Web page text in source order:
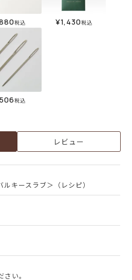
税込 ¥1,430税込
506税込
レビュー
キースラブ＞（レシピ）
い。